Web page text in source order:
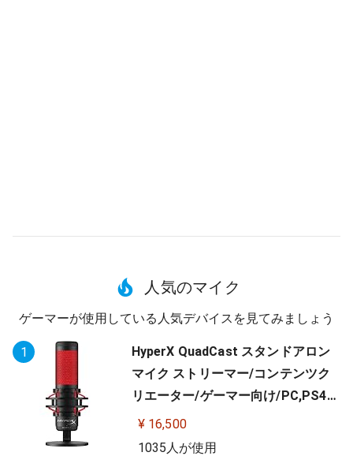
人気のマイク
ゲーマーが使用している人気デバイスを見てみましょう
1
HyperX QuadCast スタンドアロン
マイク ストリーマー/コンテンツク
リエーター/ゲーマー向け/PC,PS4使
用可能 2年保証 HX-MICQC-BK ( 4P5
P6AA )
¥ 16,500
1035人が使用